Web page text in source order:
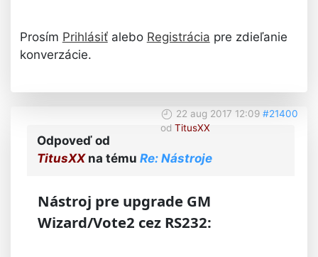
Prosím Prihlásiťalebo Registrácia pre zdieľanie
konverzácie.
22 aug 2017 12:09 #21400
odTitusXX
Odpoveď od
TitusXXna témuRe: Nástroje
Nástroj pre upgrade GM
Wizard/Vote2 cez RS232: